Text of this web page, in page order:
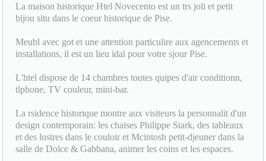
La maison historique Htel Novecento est un trs joli et petit
bijou situ dans le coeur historique de Pise.
Meubl avec got et une attention particulire aux agencements et
installations, il est un lieu idal pour votre sjour Pise.
L'htel dispose de 14 chambres toutes quipes d'air conditionn,
tlphone, TV couleur, mini-bar.
La rsidence historique montre aux visiteurs la personnalit d'un
design contemporain: les chaises Philippe Stark, des tableaux
et des lustres dans le couloir et Mcintosh petit-djeuner dans la
salle de Dolce & Gabbana, animer les coins et les espaces.